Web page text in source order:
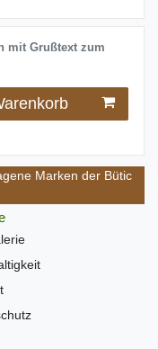
mit Grußtext zum
Marken der Bütic